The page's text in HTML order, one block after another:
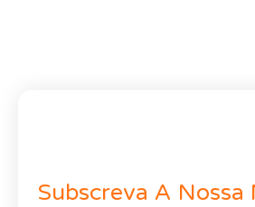
Subscreva A